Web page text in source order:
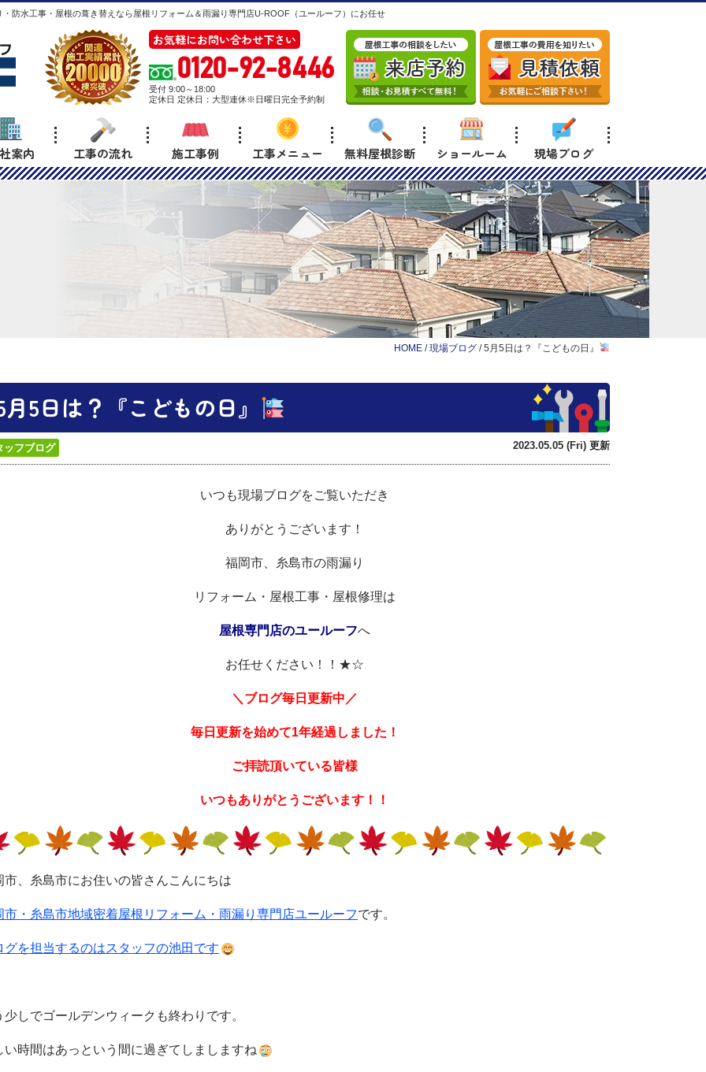
防水工事・屋根の葺き替えなら屋根リフォーム＆雨漏り専門店U-ROOF（ユールーフ）にお任せ
お気軽にお問い合わせ下さい
0120-92-8446
受付 9:00～18:00
定休日 定休日：大型連休※日曜日完全予約制
案内 工事の流れ 施工事例 工事メニュー 無料屋根診断 ショールーム 現場ブログ
HOME /現場ブログ /5月5日は？『こどもの日』
月5日は？『こどもの日』
ッフブログ 2023.05.05 (Fri) 更新
いつも現場ブログをご覧いただき
ありがとうございます！
福岡市、糸島市の雨漏り
リフォーム・屋根工事・屋根修理は
屋根専門店のユールーフへ
お任せください！！★☆
＼ブログ毎日更新中／
毎日更新を始めて1年経過しました！
ご拝読頂いている皆様
いつもありがとうございます！！
市、糸島市にお住いの皆さんこんにちは
市・糸島市地域密着屋根リフォーム・雨漏り専門店ユールーフです。
グを担当するのはスタッフの池田です
少しでゴールデンウィークも終わりです。
い時間はあっという間に過ぎてしましますね